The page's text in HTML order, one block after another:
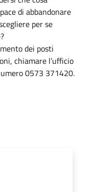
di abbandonare
per se
dei posti
chiamare l’ufficio
0573 371420.